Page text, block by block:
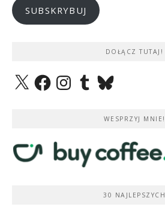
SUBSKRYBUJ
DOŁĄCZ TUTAJ!
X FacebookInstagramTumblrBluesky
WESPRZYJ MNIE!
30 NAJLEPSZYCH